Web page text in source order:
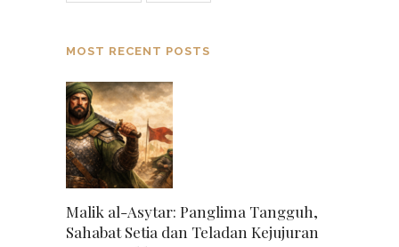
MOST RECENT POSTS
Malik al-Asytar: Panglima Tangguh,
Sahabat Setia dan Teladan Kejujuran